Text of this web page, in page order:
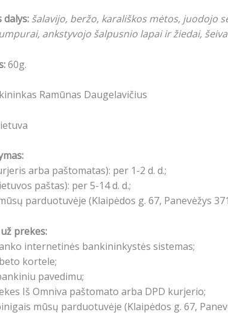
dalys: šalavijo, beržo, karališkos mėtos, juodojo
ankstyvojo šalpusnio lapai ir žiedai,
60g.
Ramūnas Daugelavičius
arba paštomatas): per 1-2 d. d.;
paštas): per 5-14 d. d.;
parduotuvėje (Klaipėdos g. 67, Panevėžys
prekes:
internetinės bankininkystės sistemas;
kortele;
pavedimu;
Iš Omniva paštomato arba DPD kurjerio;
mūsų parduotuvėje (Klaipėdos g. 67,